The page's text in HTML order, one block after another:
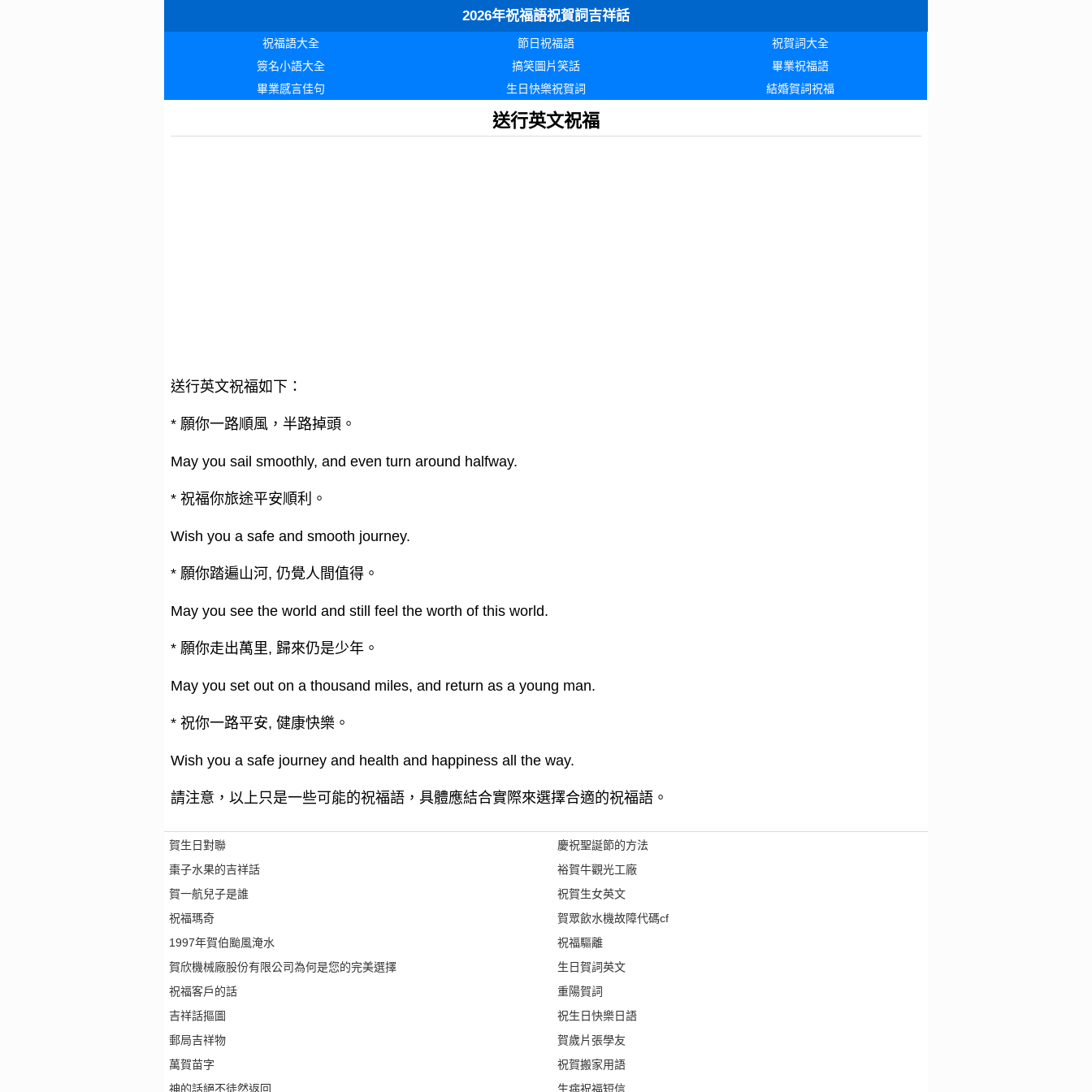
2026年祝福語祝賀詞吉祥話
祝福語大全 節日祝福語
祝賀詞大全
簽名小語大全
搞笑圖片笑話
畢業祝福語
畢業感言佳句
生日快樂祝賀詞 結婚賀詞祝福
送行英文祝福
送行英文祝福如下：
* 願你一路順風，半路掉頭。
May you sail smoothly, and even turn around halfway.
* 祝福你旅途平安順利。
Wish you a safe and smooth journey.
* 願你踏遍山河, 仍覺人間值得。
May you see the world and still feel the worth of this world.
* 願你走出萬里, 歸來仍是少年。
May you set out on a thousand miles, and return as a young man.
* 祝你一路平安, 健康快樂。
Wish you a safe journey and health and happiness all the way.
請注意，以上只是一些可能的祝福語，具體應結合實際來選擇合適的祝福語。
賀生日對聯
棗子水果的吉祥話
賀一航兒子是誰
祝福瑪奇
1997年賀伯颱風淹水
賀欣機械廠股份有限公司為何是您的完美選擇
祝福客戶的話
吉祥話摳圖
郵局吉祥物
萬賀苗字
神的話絕不徒然返回
慶祝聖誕節的方法
裕賀牛觀光工廠
祝賀生女英文
賀眾飲水機故障代碼cf
祝福驅離
生日賀詞英文
重陽賀詞
祝生日快樂日語
賀歲片張學友
祝賀搬家用語
生病祝福短信